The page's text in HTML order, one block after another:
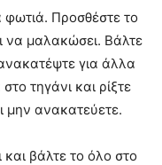
φωτιά. Προσθέστε το
να μαλακώσει. Βάλτε
για άλλα
τηγάνι και ρίξτε
μην ανακατεύετε.
και βάλτε το όλο στο